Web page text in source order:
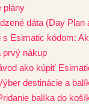
plány
dáta (Day Plan
Esimatic kódom:
prvý nákup
ako kúpiť
destinácie a
balíka do